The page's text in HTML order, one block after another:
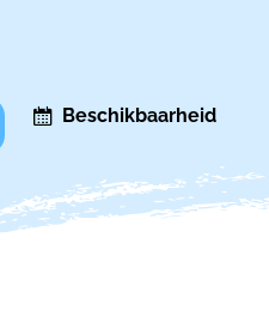
Beschikbaarheid